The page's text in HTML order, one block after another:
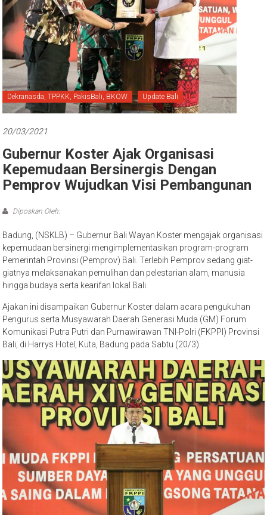
Bali
Dekranasda, TPPKK, PakisBali, BKOW Update Bali
20/03/2021
Gubernur Koster Ajak Organisasi
Kepemudaan Bersinergis Dengan
Pemprov Wujudkan Visi Pembangunan
Diposkan Oleh:
Badung, (NSKLB) – Gubernur Bali Wayan Koster mengajak organisasi
kepemudaan bersinergi mengimplementasikan program-program
Pemerintah Provinsi (Pemprov) Bali. Terlebih Pemprov sedang giat-
giatnya melaksanakan pemulihan dan pelestarian alam, manusia
hingga budaya serta kearifan lokal Bali.
Ajakan ini disampaikan Gubernur Koster dalam acara pengukuhan
Pengurus serta Musyawarah Daerah Generasi Muda (GM) Forum
Komunikasi Putra Putri dan Purnawirawan TNI-Polri (FKPPI) Provinsi
Bali, di Harrys Hotel, Kuta, Badung pada Sabtu (20/3).